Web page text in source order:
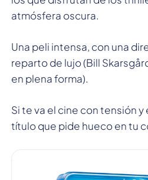
atmósfera oscura.
Una peli intensa, con una
reparto de lujo (Bill
en plena forma).
Si te va el cine con tensión
título que pide hueco en tu